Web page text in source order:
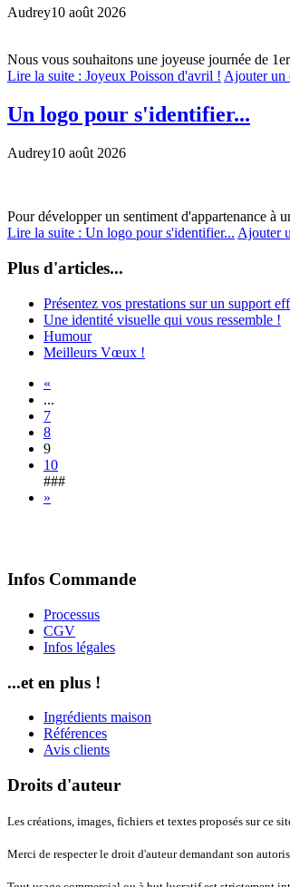
Audrey10 août 2026
Nous vous souhaitons une joyeuse journée de
Lire la suite : Joyeux Poisson d'avril ! Ajouter un
Un logo pour s'identifier...
Audrey10 août 2026
Pour développer un sentiment d'appartenance à
Lire la suite : Un logo pour s'identifier... Ajouter
Plus d'articles...
Présentez vos prestations sur un support
Une identité visuelle qui vous ressemble !
Humour
Meilleurs Vœux !
«
...
7
8
9
10
###
»
Infos Commande
Processus
CGV
Infos légales
...et en plus !
Ingrédients maison
Références
Avis clients
Droits d'auteur
Les créations, images, fichiers et textes proposés sur ce
Merci de respecter le droit d'auteur demandant son